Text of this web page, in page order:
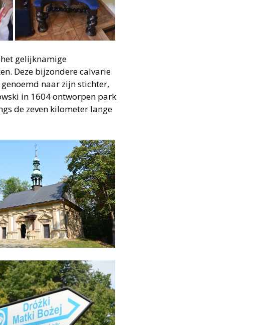
gelijknamige
Deze bijzondere calvarie
genoemd naar zijn stichter,
in 1604 ontworpen park
de zeven kilometer lange